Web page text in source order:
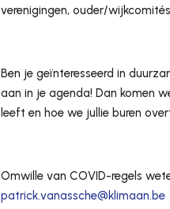
verenigingen, ouder/
Ben je geïnteresseerd in
aan in je agenda! Dan komen
leeft en hoe we jullie buren
Omwille van COVID-regels
patrick.vanassche@klimaan.be